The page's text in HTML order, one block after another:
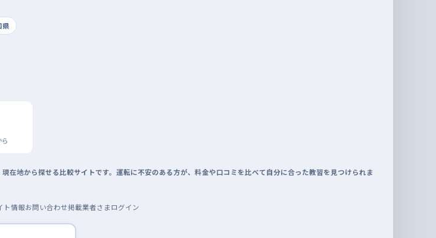
県
地から探せる比較サイトです。運転に不安のある方が、料金や口コミを比べて自分に合った教習を見つけられま
ト情報お問い合わせ掲載業者さまログイン